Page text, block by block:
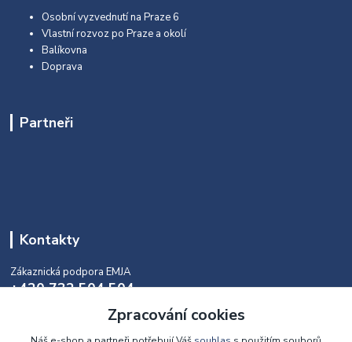
Osobní vyzvednutí na Praze 6
Vlastní rozvoz po Praze a okolí
Balíkovna
Doprava
Partneři
Kontakty
Zákaznická podpora EMJA
+420 732 504 504
(během naší aktuální otevírací doby)
info@emja.cz
Zpracování cookies